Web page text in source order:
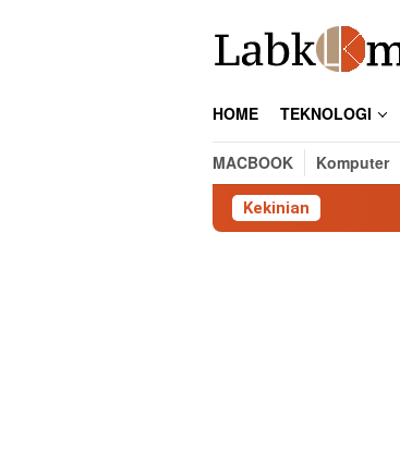
HOME TEKNOLOGI
MACBOOK Komputer
Kekinian